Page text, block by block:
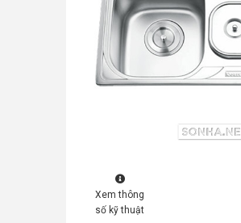
Xem thông
số kỹ thuật